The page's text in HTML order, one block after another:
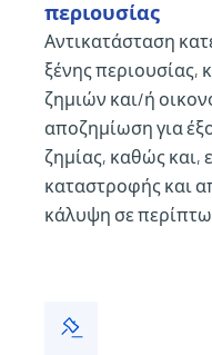
περιουσίας
Αντικατάσταση
ξένης
ζημιών και/ή
αποζημίωση για
ζημίας, καθώς και,
καταστροφής και
κάλυψη σε